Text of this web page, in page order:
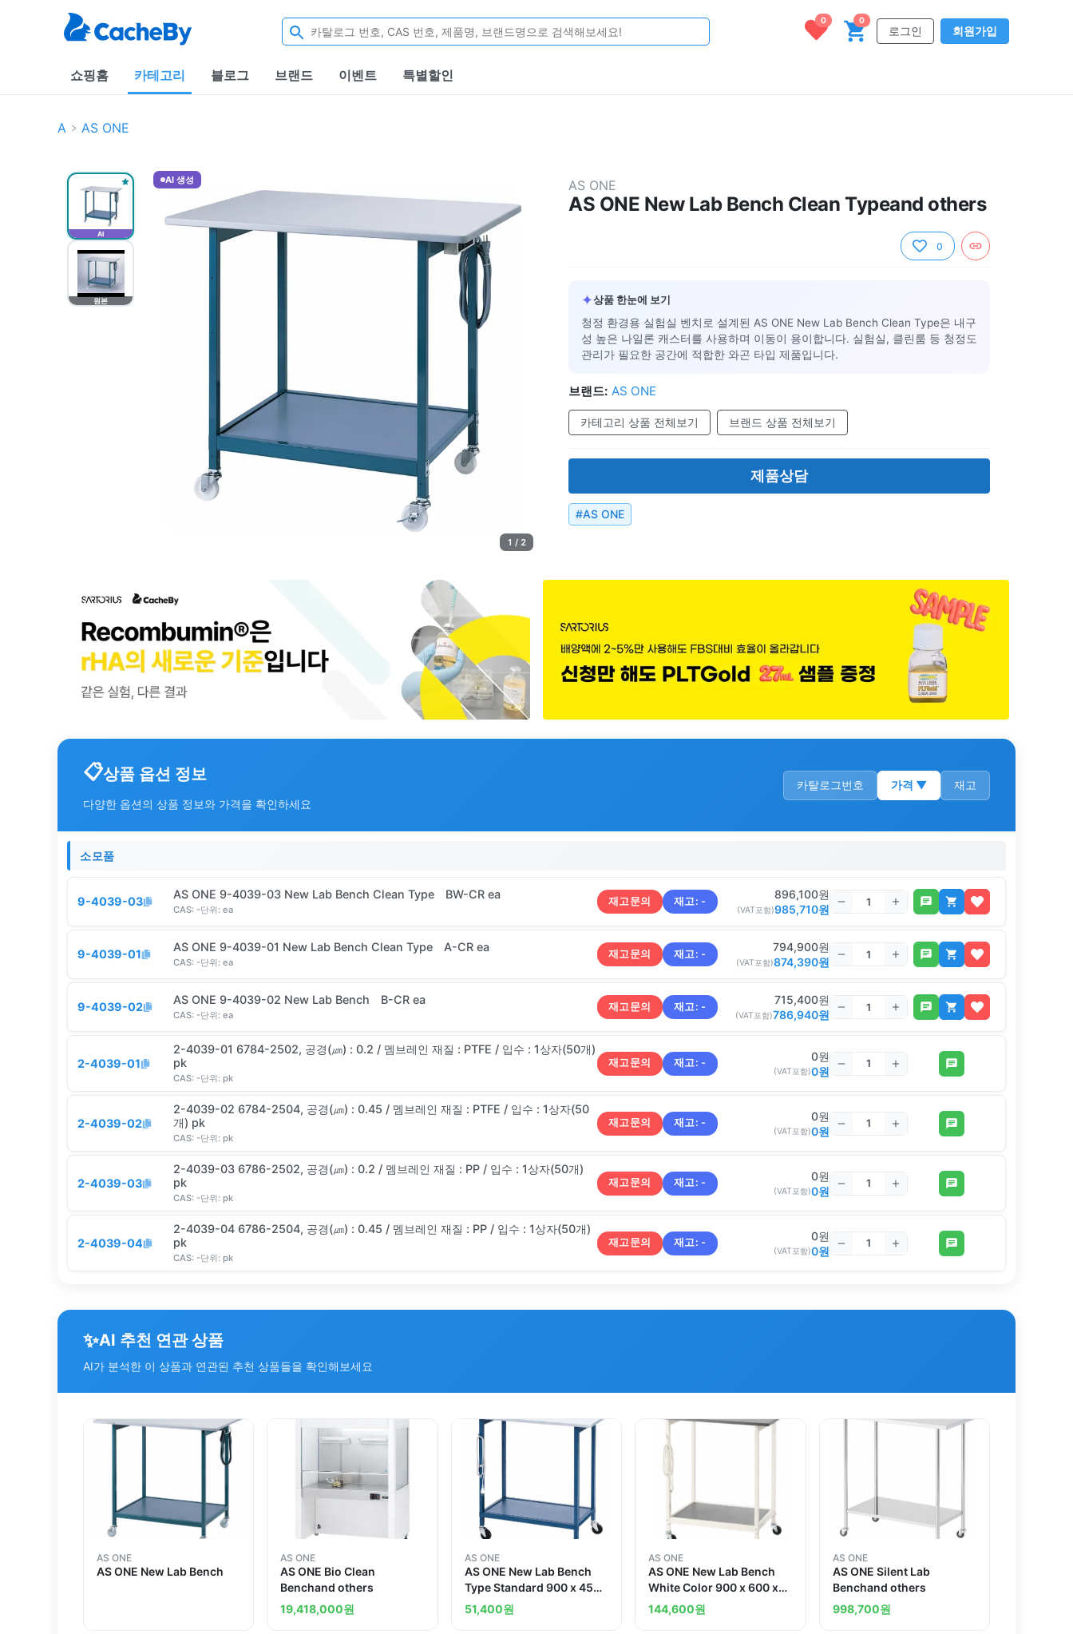
0 0
로그인 회원가입
쇼핑홈 카테고리 블로그 브랜드 이벤트 특별할인
A AS ONE
AI
원본
AI 생성
1 / 2
AS ONE
AS ONE New Lab Bench Clean Typeand others
0
✦상품 한눈에 보기
청정 환경용 실험실 벤치로 설계된 AS ONE New Lab Bench Clean Type은 내구
성 높은 나일론 캐스터를 사용하며 이동이 용이합니다. 실험실, 클린룸 등 청정도
관리가 필요한 공간에 적합한 와곤 타입 제품입니다.
브랜드: AS ONE
카테고리 상품 전체보기 브랜드 상품 전체보기
제품상담
#AS ONE
상품 옵션 정보
다양한 옵션의 상품 정보와 가격을 확인하세요
카탈로그번호 가격 ▼ 재고
소모품
9-4039-03
AS ONE 9-4039-03 New Lab Bench Clean Type BW-CR ea
CAS: -단위: ea
재고문의 재고: - 896,100원
(VAT포함)985,710원
9-4039-01
AS ONE 9-4039-01 New Lab Bench Clean Type A-CR ea
CAS: -단위: ea
재고문의 재고: - 794,900원
(VAT포함)874,390원
9-4039-02
AS ONE 9-4039-02 New Lab Bench B-CR ea
CAS: -단위: ea
재고문의 재고: - 715,400원
(VAT포함)786,940원
2-4039-01
2-4039-01 6784-2502, 공경(㎛) : 0.2 / 멤브레인 재질 : PTFE / 입수 : 1상자(50개)
pk
CAS: -단위: pk
재고문의 재고: - 0원
(VAT포함)0원
2-4039-02
2-4039-02 6784-2504, 공경(㎛) : 0.45 / 멤브레인 재질 : PTFE / 입수 : 1상자(50
개) pk
CAS: -단위: pk
재고문의 재고: - 0원
(VAT포함)0원
2-4039-03
2-4039-03 6786-2502, 공경(㎛) : 0.2 / 멤브레인 재질 : PP / 입수 : 1상자(50개)
pk
CAS: -단위: pk
재고문의 재고: - 0원
(VAT포함)0원
2-4039-04
2-4039-04 6786-2504, 공경(㎛) : 0.45 / 멤브레인 재질 : PP / 입수 : 1상자(50개)
pk
CAS: -단위: pk
재고문의 재고: - 0원
(VAT포함)0원
✨AI 추천 연관 상품
AI가 분석한 이 상품과 연관된 추천 상품들을 확인해보세요
AS ONE
AS ONE New Lab Bench
AS ONE
AS ONE Bio Clean
Benchand others
19,418,000원
AS ONE
AS ONE New Lab Bench
Type Standard 900 x 450
x 800mmand others
51,400원
AS ONE
AS ONE New Lab Bench
White Color 900 x 600 x
850 Standardand others
144,600원
AS ONE
AS ONE Silent Lab
Benchand others
998,700원